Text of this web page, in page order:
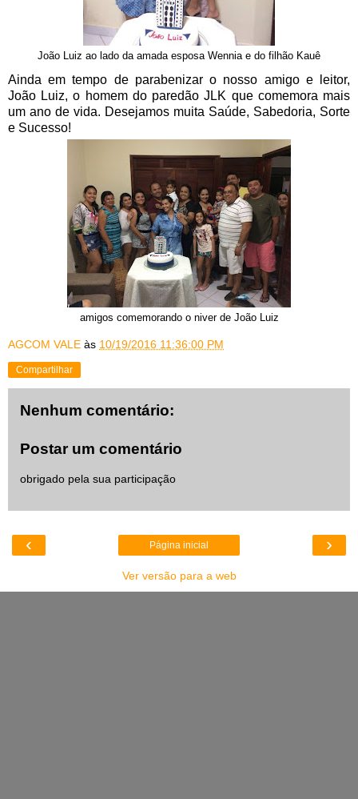
João Luiz ao lado da amada esposa Wennia e do filhão Kauê
Ainda em tempo de parabenizar o nosso amigo e leitor,
João Luiz, o homem do paredão JLK que comemora mais
um ano de vida. Desejamos muita Saúde, Sabedoria, Sorte
e Sucesso!
amigos comemorando o niver de João Luiz
AGCOM VALE às 10/19/2016 11:36:00 PM
Compartilhar
Nenhum comentário:
Postar um comentário
obrigado pela sua participação
‹ ›
Página inicial
Ver versão para a web